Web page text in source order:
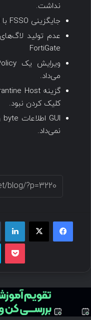
نداشت.
جایگزینی FSSO با REST API برای رابط EMS
FortiGate
می‌داد.
کلیک کردن نبود.
نمی‌داد.